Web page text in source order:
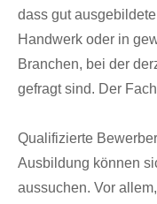
dass gut
Handwerk oder in
Branchen, bei der
gefragt sind. Der
Qualifizierte
Ausbildung können
aussuchen. Vor